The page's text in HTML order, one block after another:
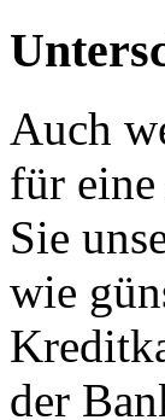
Auch
für eine
Sie
wie
der